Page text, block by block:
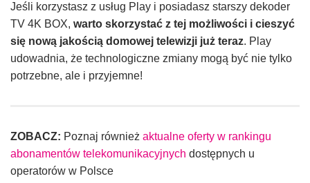
Jeśli korzystasz z usług Play i posiadasz starszy dekoder
TV 4K BOX, warto skorzystać z tej możliwości i cieszyć
się nową jakością domowej telewizji już teraz. Play
udowadnia, że technologiczne zmiany mogą być nie tylko
potrzebne, ale i przyjemne!
ZOBACZ: Poznaj również aktualne oferty w rankingu
abonamentów telekomunikacyjnych dostępnych u
operatorów w Polsce